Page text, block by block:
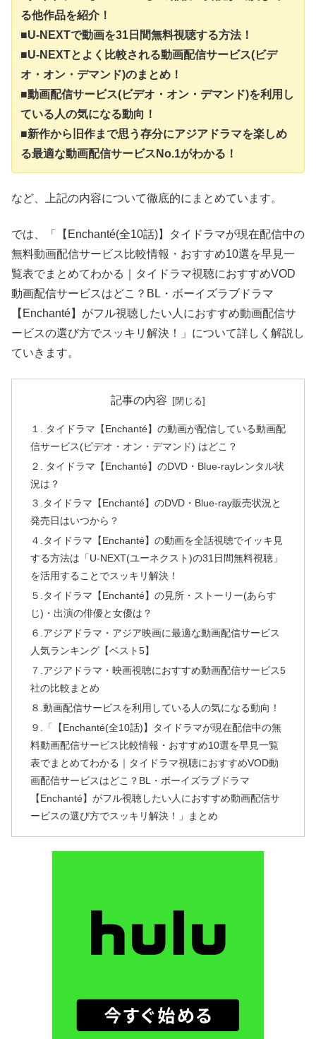
る他作品を紹介！
■U-NEXTで動画を31日間無料視聴する方法！
■U-NEXTとよく比較される動画配信サービス(ビデ
オ・オン・デマンド)のまとめ！
■動画配信サービス(ビデオ・オン・デマンド)を利用し
ている人の気になる動向！
■新作から旧作まで思う存分にアジアドラマを楽しめ
る最適な動画配信サービスNo.1がわかる！
など、上記の内容について徹底的にまとめています。
では、「【Enchanté(全10話)】タイドラマが現在配信中の
無料動画配信サービス比較情報・おすすめ10選を早見一
覧表でまとめてわかる｜タイドラマ視聴におすすめVOD
動画配信サービスはどこ？BL・ボーイズラブドラマ
【Enchanté】がフル視聴したい人におすすめ動画配信サ
ービスの選び方でスッキリ解決！」について詳しく解説し
ていきます。
記事の内容
１. タイドラマ【Enchanté】の動画が配信している動画配
信サービス(ビデオ・オン・デマンド) はどこ？
２. タイドラマ【Enchanté】のDVD・Blue-rayレンタル状
況は？
３.タイドラマ【Enchanté】のDVD・Blue-ray販売状況と
発売日はいつから？
４.タイドラマ【Enchanté】の動画を全話視聴でイッキ見
する方法は「U-NEXT(ユーネクスト)の31日間無料視聴」
を活用することでスッキリ解決！
５.タイドラマ【Enchanté】の見所・ストーリー(あらす
じ)・出演の俳優と女優は？
６.アジアドラマ・アジア映画に最適な動画配信サービス
人気ランキング【ベスト5】
７.アジアドラマ・映画視聴におすすめ動画配信サービス5
社の比較まとめ
８.動画配信サービスを利用している人の気になる動向！
９.「【Enchanté(全10話)】タイドラマが現在配信中の無
料動画配信サービス比較情報・おすすめ10選を早見一覧
表でまとめてわかる｜タイドラマ視聴におすすめVOD動
画配信サービスはどこ？BL・ボーイズラブドラマ
【Enchanté】がフル視聴したい人におすすめ動画配信サ
ービスの選び方でスッキリ解決！」まとめ